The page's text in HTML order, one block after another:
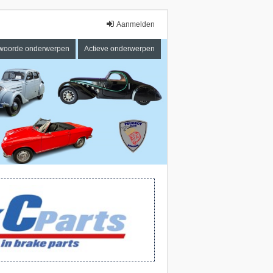
Aanmelden
onderwerpen Actieve onderwerpen